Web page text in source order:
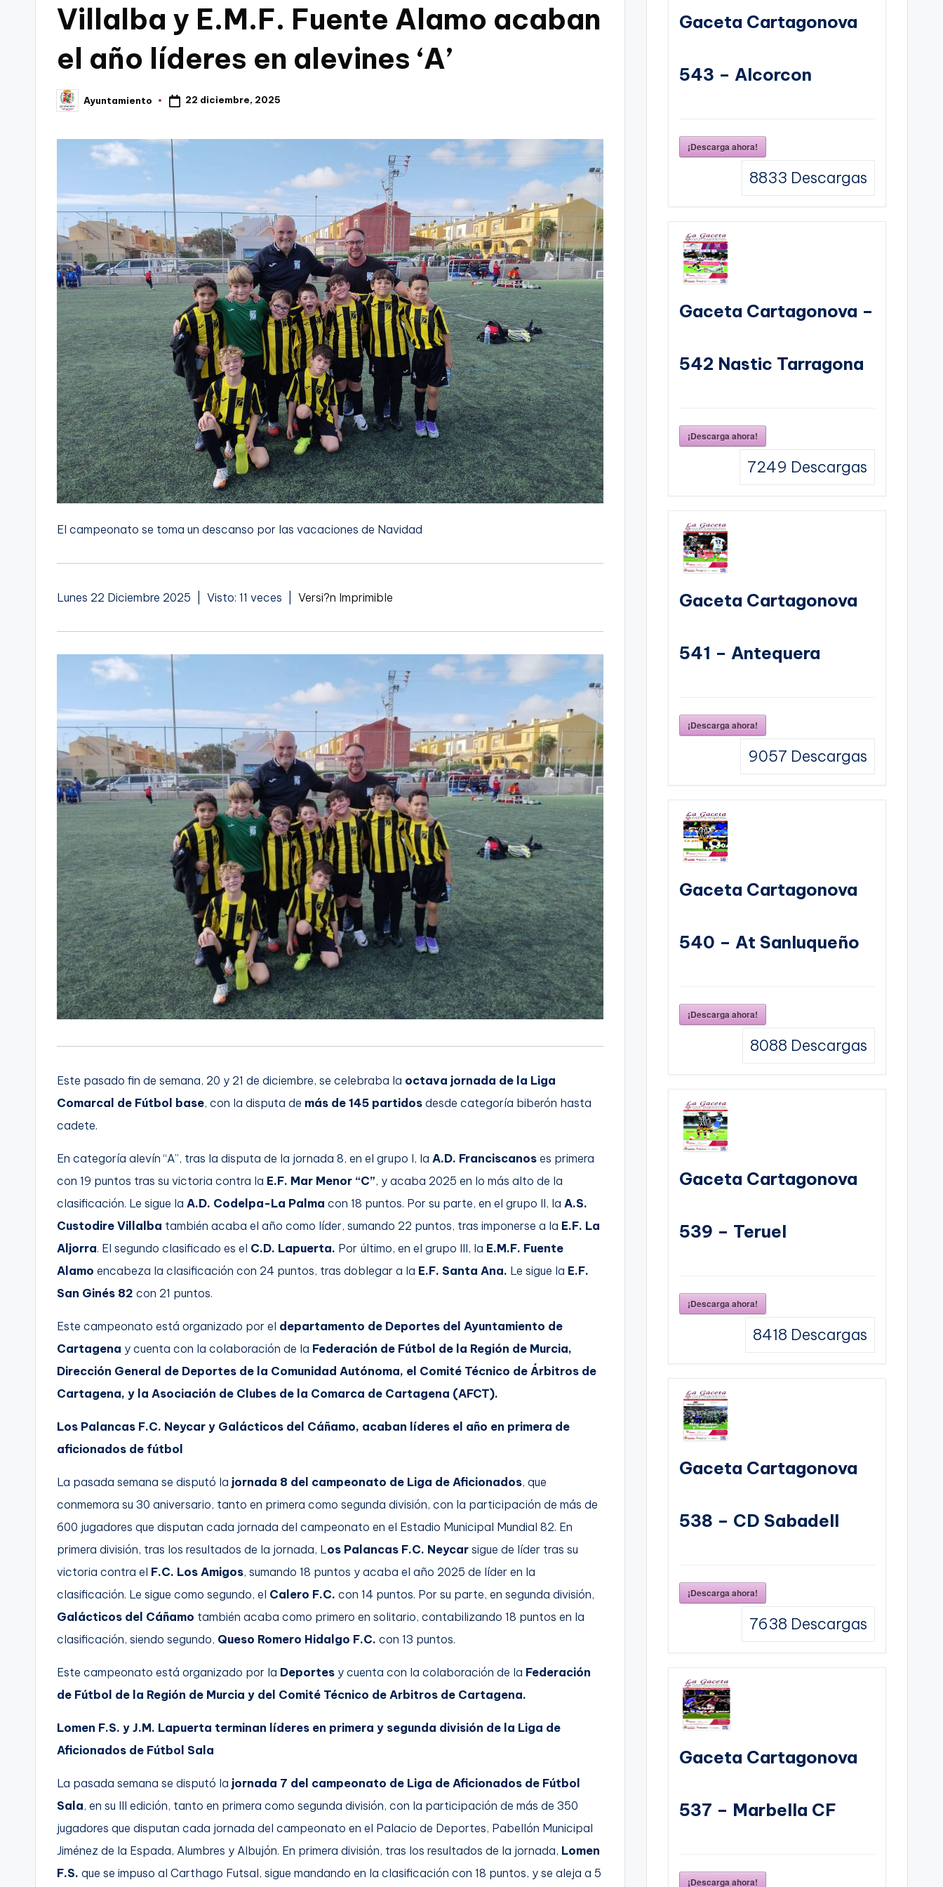
Villalba y E.M.F. Fuente Alamo acaban
el año líderes en alevines ‘A’
Publicado
por
Ayuntamiento 22 diciembre, 2025
El campeonato se toma un descanso por las vacaciones de Navidad
Lunes 22 Diciembre 2025 | Visto: 11 veces | Versi?n Imprimible
Este pasado fin de semana, 20 y 21 de diciembre, se celebraba la octava jornada de la Liga
Comarcal de Fútbol base, con la disputa de más de 145 partidos desde categoría biberón hasta
cadete.
En categoría alevín “A”, tras la disputa de la jornada 8, en el grupo I, la A.D. Franciscanos es primera
con 19 puntos tras su victoria contra la E.F. Mar Menor “C”, y acaba 2025 en lo más alto de la
clasificación. Le sigue la A.D. Codelpa-La Palma con 18 puntos. Por su parte, en el grupo II, la A.S.
Custodire Villalba también acaba el año como líder, sumando 22 puntos, tras imponerse a la E.F. La
Aljorra. El segundo clasificado es el C.D. Lapuerta. Por último, en el grupo III, la E.M.F. Fuente
Alamo encabeza la clasificación con 24 puntos, tras doblegar a la E.F. Santa Ana. Le sigue la E.F.
San Ginés 82 con 21 puntos.
Este campeonato está organizado por el departamento de Deportes del Ayuntamiento de
Cartagena y cuenta con la colaboración de la Federación de Fútbol de la Región de Murcia,
Dirección General de Deportes de la Comunidad Autónoma, el Comité Técnico de Árbitros de
Cartagena, y la Asociación de Clubes de la Comarca de Cartagena (AFCT).
Los Palancas F.C. Neycar y Galácticos del Cáñamo, acaban líderes el año en primera de
aficionados de fútbol
La pasada semana se disputó la jornada 8 del campeonato de Liga de Aficionados, que
conmemora su 30 aniversario, tanto en primera como segunda división, con la participación de más de
600 jugadores que disputan cada jornada del campeonato en el Estadio Municipal Mundial 82. En
primera división, tras los resultados de la jornada, Los Palancas F.C. Neycar sigue de líder tras su
victoria contra el F.C. Los Amigos, sumando 18 puntos y acaba el año 2025 de líder en la
clasificación. Le sigue como segundo, el Calero F.C. con 14 puntos. Por su parte, en segunda división,
Galácticos del Cáñamo también acaba como primero en solitario, contabilizando 18 puntos en la
clasificación, siendo segundo, Queso Romero Hidalgo F.C. con 13 puntos.
Este campeonato está organizado por la Deportes y cuenta con la colaboración de la Federación
de Fútbol de la Región de Murcia y del Comité Técnico de Arbitros de Cartagena.
Lomen F.S. y J.M. Lapuerta terminan líderes en primera y segunda división de la Liga de
Aficionados de Fútbol Sala
La pasada semana se disputó la jornada 7 del campeonato de Liga de Aficionados de Fútbol
Sala, en su III edición, tanto en primera como segunda división, con la participación de más de 350
jugadores que disputan cada jornada del campeonato en el Palacio de Deportes, Pabellón Municipal
Jiménez de la Espada, Alumbres y Albujón. En primera división, tras los resultados de la jornada, Lomen
F.S. que se impuso al Carthago Futsal, sigue mandando en la clasificación con 18 puntos, y se aleja a 5
Gaceta Cartagonova
543 – Alcorcon
¡Descarga ahora!
8833 Descargas
Gaceta Cartagonova –
542 Nastic Tarragona
¡Descarga ahora!
7249 Descargas
Gaceta Cartagonova
541 – Antequera
¡Descarga ahora!
9057 Descargas
Gaceta Cartagonova
540 – At Sanluqueño
¡Descarga ahora!
8088 Descargas
Gaceta Cartagonova
539 – Teruel
¡Descarga ahora!
8418 Descargas
Gaceta Cartagonova
538 – CD Sabadell
¡Descarga ahora!
7638 Descargas
Gaceta Cartagonova
537 – Marbella CF
¡Descarga ahora!